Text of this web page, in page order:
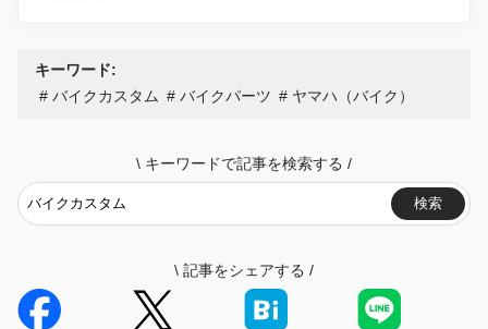
キーワード:
バイクカスタム
バイクパーツ ヤマハ（バイク）
\ キーワードで記事を検索する /
検索
\ 記事をシェアする /